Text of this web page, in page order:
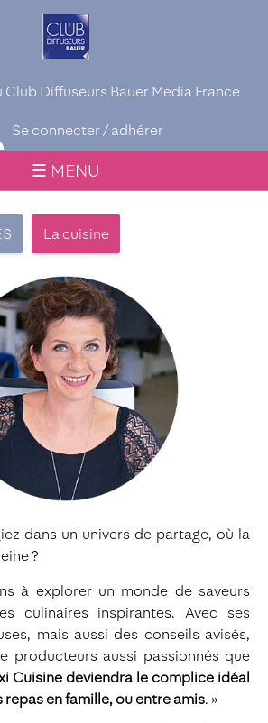
Diffuseurs Bauer Media France
Se connecter / adhérer
☰ MENU
La cuisine
dans un univers de partage, où la
?
à explorer un monde de saveurs
culinaires inspirantes. Avec ses
mais aussi des conseils avisés,
producteurs aussi passionnés que
Cuisine deviendra le complice idéal
en famille, ou entre amis. »